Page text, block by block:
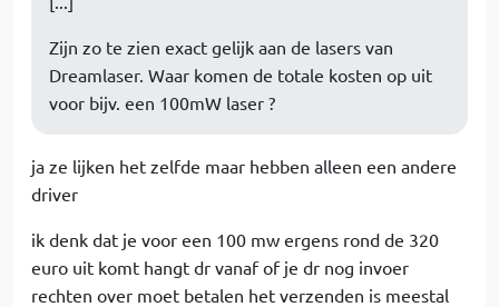
Zijn zo te zien exact gelijk aan de lasers van
Dreamlaser. Waar komen de totale kosten op uit
voor bijv. een 100mW laser ?
ja ze lijken het zelfde maar hebben alleen een andere
driver
ik denk dat je voor een 100 mw ergens rond de 320
euro uit komt hangt dr vanaf of je dr nog invoer
rechten over moet betalen het verzenden is meestal